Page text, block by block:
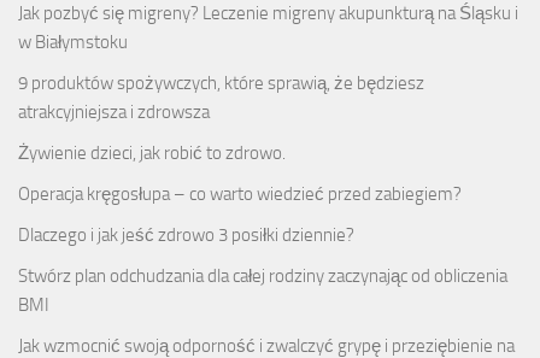
Jak pozbyć się migreny? Leczenie migreny akupunkturą na Śląsku i
w Białymstoku
9 produktów spożywczych, które sprawią, że będziesz
atrakcyjniejsza i zdrowsza
Żywienie dzieci, jak robić to zdrowo.
Operacja kręgosłupa – co warto wiedzieć przed zabiegiem?
Dlaczego i jak jeść zdrowo 3 posiłki dziennie?
Stwórz plan odchudzania dla całej rodziny zaczynając od obliczenia
BMI
Jak wzmocnić swoją odporność i zwalczyć grypę i przeziębienie na